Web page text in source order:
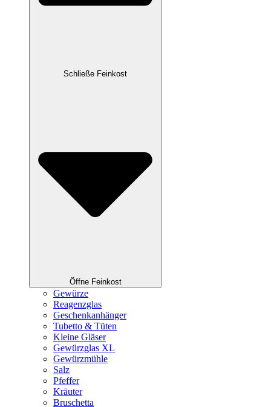
Schließe Feinkost
Öffne Feinkost
Gewürze
Reagenzglas
Geschenkanhänger
Tubetto & Tüten
Kleine Gläser
Gewürzglas XL
Gewürzmühle
Salz
Pfeffer
Kräuter
Bruschetta